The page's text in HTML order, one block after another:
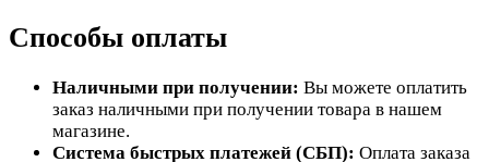
Способы оплаты
Наличными при получении: Вы можете оплатить
заказ наличными при получении товара в нашем
магазине.
Система быстрых платежей (СБП): Оплата заказа